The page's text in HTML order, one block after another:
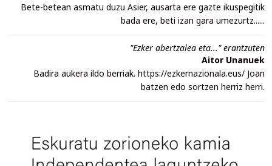
Bete-betean asmatu duzu Asier, ausarta ere gazte ikuspegitik
bada ere, beti izan gara umezurtz......
"Ezker abertzalea eta..." erantzuten
Aitor Unanuek
Badira aukera ildo berriak. https://ezkernazionala.eus/ Joan
batzen edo sortzen herriz herri.